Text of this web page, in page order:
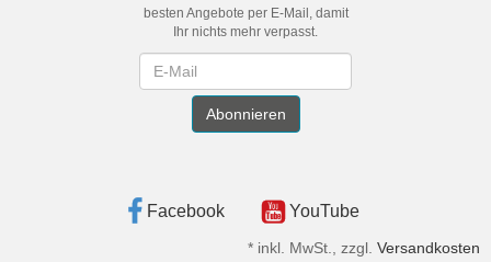
besten Angebote per E-Mail, damit
Ihr nichts mehr verpasst.
Abonnieren
Facebook YouTube
* inkl. MwSt., zzgl. Versandkosten